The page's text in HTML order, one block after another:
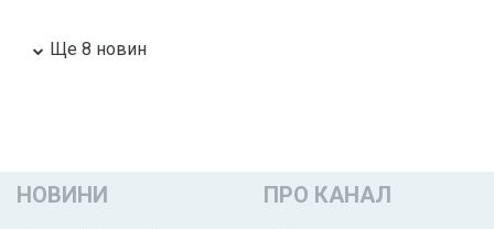
Ще 8 новин
НОВИНИ ПРО КАНАЛ